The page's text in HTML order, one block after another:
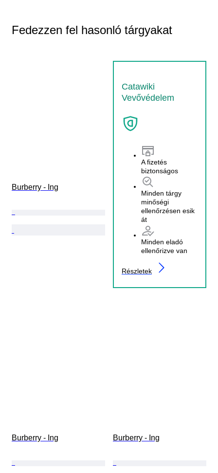
Fedezzen fel hasonló tárgyakat
Catawiki
Vevővédelem
A fizetés
biztonságos
Minden tárgy
minőségi
ellenőrzésen esik
át
Minden eladó
ellenőrizve van
Részletek
Burberry - Ing
Burberry - Ing Burberry - Ing